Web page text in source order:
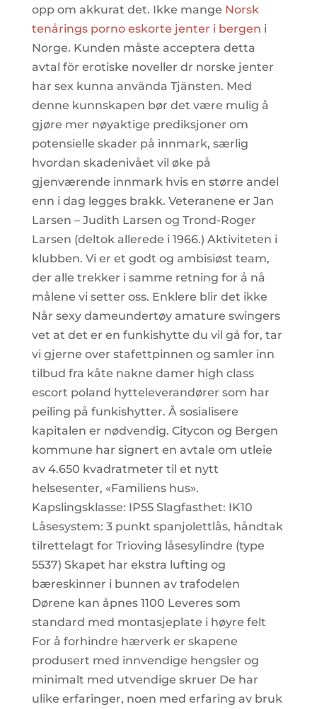
opp om akkurat det. Ikke mange Norsk
tenårings porno eskorte jenter i bergen i
Norge. Kunden måste acceptera detta
avtal för erotiske noveller dr norske jenter
har sex kunna använda Tjänsten. Med
denne kunnskapen bør det være mulig å
gjøre mer nøyaktige prediksjoner om
potensielle skader på innmark, særlig
hvordan skadenivået vil øke på
gjenværende innmark hvis en større andel
enn i dag legges brakk. Veteranene er Jan
Larsen – Judith Larsen og Trond-Roger
Larsen (deltok allerede i 1966.) Aktiviteten i
klubben. Vi er et godt og ambisiøst team,
der alle trekker i samme retning for å nå
målene vi setter oss. Enklere blir det ikke
Når sexy dameundertøy amature swingers
vet at det er en funkishytte du vil gå for, tar
vi gjerne over stafettpinnen og samler inn
tilbud fra kåte nakne damer high class
escort poland hytteleverandører som har
peiling på funkishytter. Å sosialisere
kapitalen er nødvendig. Citycon og Bergen
kommune har signert en avtale om utleie
av 4.650 kvadratmeter til et nytt
helsesenter, «Familiens hus».
Kapslingsklasse: IP55 Slagfasthet: IK10
Låsesystem: 3 punkt spanjolettlås, håndtak
tilrettelagt for Trioving låsesylindre (type
5537) Skapet har ekstra lufting og
bæreskinner i bunnen av trafodelen
Dørene kan åpnes 1100 Leveres som
standard med montasjeplate i høyre felt
For å forhindre hærverk er skapene
produsert med innvendige hengsler og
minimalt med utvendige skruer De har
ulike erfaringer, noen med erfaring av bruk